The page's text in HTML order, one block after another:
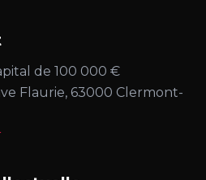
de 100 000 €
Flaurie, 63000 Clermont-